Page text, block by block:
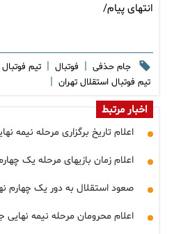
انتهای پیام/
جام حذفی | فوتبال | تیم
تیم فوتبال استقلال تهران |
اخبار مرتبط
اعلام تاریخ برگزاری مرحله نیمه
اعلام زمان بازیهای مرحله یک
صعود استقلال به دور یک چهارم
اعلام محرومان مرحله نیمه